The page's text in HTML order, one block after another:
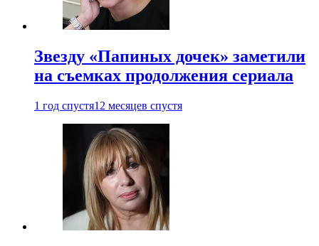
Звезду «Папиных дочек» заметили
на съемках продолжения сериала
1 год спустя12 месяцев спустя